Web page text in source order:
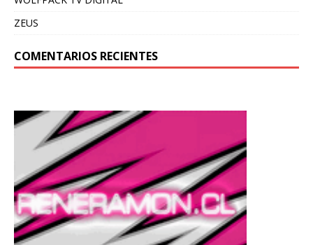
ZEUS
COMENTARIOS RECIENTES